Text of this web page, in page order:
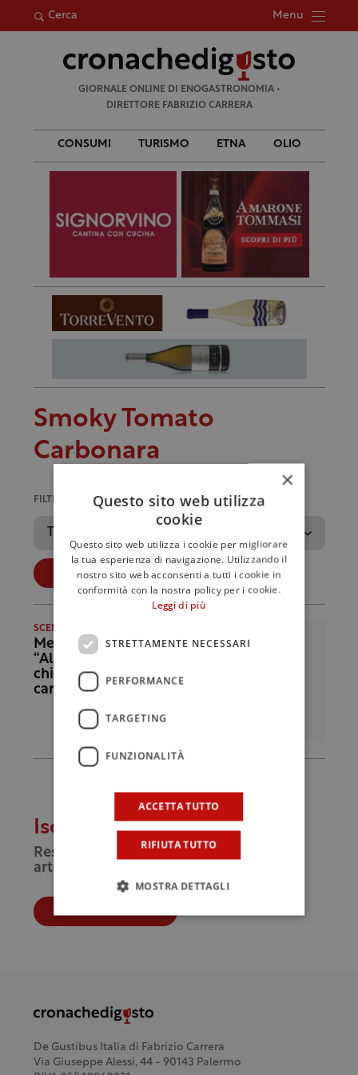
Cerca Menu
per:
GIORNALE ONLINE DI ENOGASTRONOMIA •
DIRETTORE FABRIZIO CARRERA
CONSUMI TURISMO ETNA OLIO
Smoky Tomato
Carbonara
FILTRA PER ANNO
Applica
SCENARI
Metti il pomodoro?
“Allora non
chiamarla
carbonara”
Iscriviti alla newsletter
Resta aggiornato sulle novità e sugli
articoli di Cronache di Gusto
De Gustibus Italia di Fabrizio Carrera
Via Giuseppe Alessi, 44 - 90143 Palermo
×
Questo sito web utilizza
cookie
Questo sito web utilizza i cookie per migliorare
la tua esperienza di navigazione. Utilizzando il
nostro sito web acconsenti a tutti i cookie in
conformità con la nostra policy per i cookie.
Leggi di più
STRETTAMENTE NECESSARI
PERFORMANCE
TARGETING
FUNZIONALITÀ
ACCETTA TUTTO
RIFIUTA TUTTO
MOSTRA DETTAGLI